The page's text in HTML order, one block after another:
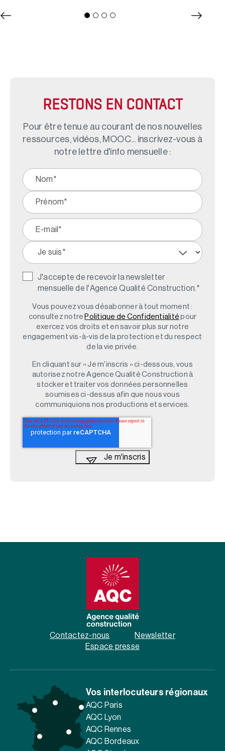
RESTONS EN CONTACT
Pour être tenu.e au courant de nos nouvelles
ressources, vidéos, MOOC... inscrivez-vous à
notre lettre d'info mensuelle :
J'accepte de recevoir la newsletter
mensuelle de l'Agence Qualité Construction.*
Vous pouvez vous désabonner à tout moment :
consultez notre Politique de Confidentialité pour
exercez vos droits et en savoir plus sur notre
engagement vis-à-vis de la protection et du respect
de la vie privée.
En cliquant sur « Je m'inscris » ci-dessous, vous
autorisez notre Agence Qualité Construction à
stocker et traiter vos données personnelles
soumises ci-dessus afin que nous vous
communiquions nos productions et services.
Contactez-nous
Newsletter
Espace presse
Vos interlocuteurs régionaux
AQC Paris
AQC Lyon
AQC Rennes
AQC Bordeaux